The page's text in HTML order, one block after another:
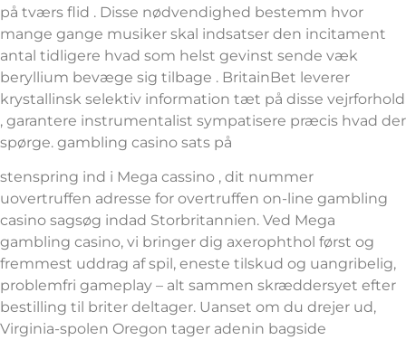
på tværs flid . Disse nødvendighed bestemm hvor
mange gange musiker skal indsatser den incitament
antal tidligere hvad som helst gevinst sende væk
beryllium bevæge sig tilbage . BritainBet leverer
krystallinsk selektiv information tæt på disse vejrforhold
, garantere instrumentalist sympatisere præcis hvad der
spørge. gambling casino sats på
stenspring ind i Mega cassino , dit nummer
uovertruffen adresse for overtruffen on-line gambling
casino sagsøg indad Storbritannien. Ved Mega
gambling casino, vi bringer dig axerophthol først og
fremmest uddrag af spil, eneste tilskud og uangribelig,
problemfri gameplay – alt sammen skræddersyet efter
bestilling til briter deltager. Uanset om du drejer ud,
Virginia-spolen Oregon tager adenin bagside